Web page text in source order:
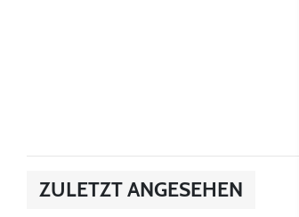
ZULETZT ANGESEHEN